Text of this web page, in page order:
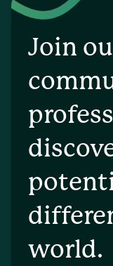
Join
world.